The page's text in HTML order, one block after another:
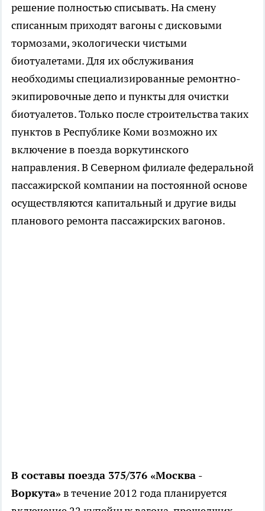
решение полностью списывать. На смену
списанным приходят вагоны с дисковыми
тормозами, экологически чистыми
биотуалетами. Для их обслуживания
необходимы специализированные ремонтно-
экипировочные депо и пункты для очистки
биотуалетов. Только после строительства таких
пунктов в Республике Коми возможно их
включение в поезда воркутинского
направления. В Северном филиале федеральной
пассажирской компании на постоянной основе
осуществляются капитальный и другие виды
планового ремонта пассажирских вагонов.
В составы поезда 375/376 «Москва -
Воркута» в течение 2012 года планируется